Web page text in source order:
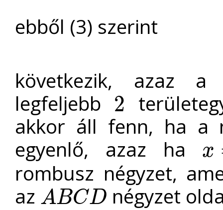
ebből (3) szerint
következik, azaz
legfeljebb 2
2
akkor áll fenn, ha a
egyenlő, azaz ha
x
x=y =
rombusz négyzet,
az ABCD
ABCD négyzet